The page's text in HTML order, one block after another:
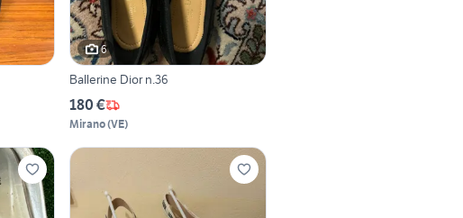
6
Ballerine Dior n.36
180 €
Mirano(VE)